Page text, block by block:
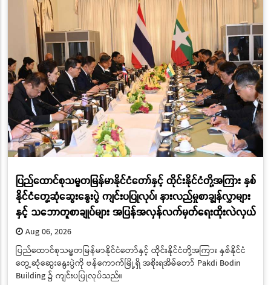
ပြည်ထောင်စုသမ္မတမြန်မာနိုင်ငံတော်နှင့် ထိုင်းနိုင်ငံတို့အကြား နှစ်
နိုင်ငံတွေ့ဆုံဆွေးနွေးပွဲ ကျင်းပပြုလုပ်၊ နားလည်မှုစာချွန်လွှာများ
နှင့် သဘောတူစာချုပ်များ အပြန်အလှန်လက်မှတ်ရေးထိုးလဲလှယ်
Aug 06, 2026
ပြည်ထောင်စုသမ္မတမြန်မာနိုင်ငံတော်နှင့် ထိုင်းနိုင်ငံတို့အကြား နှစ်နိုင်ငံ
တွေ့ဆုံဆွေးနွေးပွဲကို ဗန်ကောက်မြို့ရှိ အစိုးရအိမ်တော် Pakdi Bodin
Building ၌ ကျင်းပပြုလုပ်သည်။